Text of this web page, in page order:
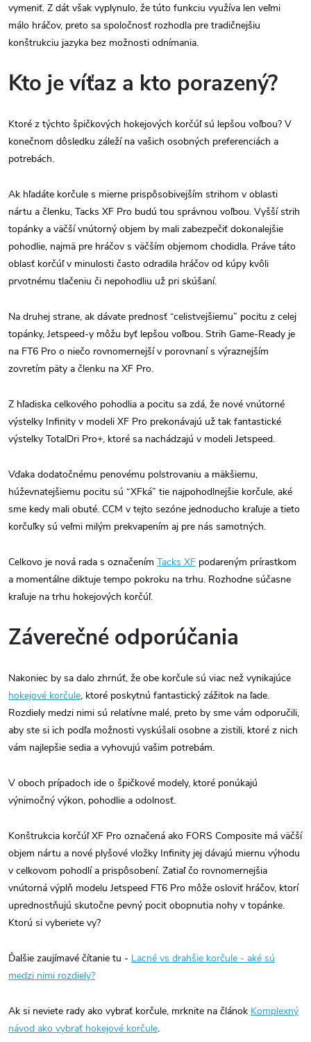
vymeniť. Z dát však vyplynulo, že túto funkciu využíva len veľmi
málo hráčov, preto sa spoločnosť rozhodla pre tradičnejšiu
konštrukciu jazyka bez možnosti odnímania.
Kto je víťaz a kto porazený?
Ktoré z týchto špičkových hokejových korčúľ sú lepšou voľbou? V
konečnom dôsledku záleží na vašich osobných preferenciách a
potrebách.
Ak hľadáte korčule s mierne prispôsobivejším strihom v oblasti
nártu a členku, Tacks XF Pro budú tou správnou voľbou. Vyšší strih
topánky a väčší vnútorný objem by mali zabezpečiť dokonalejšie
pohodlie, najmä pre hráčov s väčším objemom chodidla. Práve táto
oblasť korčúľ v minulosti často odradila hráčov od kúpy kvôli
prvotnému tlačeniu či nepohodliu už pri skúšaní.
Na druhej strane, ak dávate prednosť “celistvejšiemu” pocitu z celej
topánky, Jetspeed-y môžu byť lepšou voľbou. Strih Game-Ready je
na FT6 Pro o niečo rovnomernejší v porovnaní s výraznejším
zovretím päty a členku na XF Pro.
Z hľadiska celkového pohodlia a pocitu sa zdá, že nové vnútorné
výstelky Infinity v modeli XF Pro prekonávajú už tak fantastické
výstelky TotalDri Pro+, ktoré sa nachádzajú v modeli Jetspeed.
Vďaka dodatočnému penovému polstrovaniu a mäkšiemu,
húževnatejšiemu pocitu sú “XFká” tie najpohodlnejšie korčule, aké
sme kedy mali obuté. CCM v tejto sezóne jednoducho kraľuje a tieto
korčuľky sú veľmi milým prekvapením aj pre nás samotných.
Celkovo je nová rada s označením Tacks XF podareným prírastkom
a momentálne diktuje tempo pokroku na trhu. Rozhodne súčasne
kraľuje na trhu hokejových korčúľ.
Záverečné odporúčania
Nakoniec by sa dalo zhrnúť, že obe korčule sú viac než vynikajúce
hokejové korčule, ktoré poskytnú fantastický zážitok na ľade.
Rozdiely medzi nimi sú relatívne malé, preto by sme vám odporučili,
aby ste si ich podľa možnosti vyskúšali osobne a zistili, ktoré z nich
vám najlepšie sedia a vyhovujú vašim potrebám.
V oboch prípadoch ide o špičkové modely, ktoré ponúkajú
výnimočný výkon, pohodlie a odolnosť.
Konštrukcia korčúľ XF Pro označená ako FORS Composite má väčší
objem nártu a nové plyšové vložky Infinity jej dávajú miernu výhodu
v celkovom pohodlí a prispôsobení. Zatiaľ čo rovnomernejšia
vnútorná výplň modelu Jetspeed FT6 Pro môže osloviť hráčov, ktorí
uprednostňujú skutočne pevný pocit obopnutia nohy v topánke.
Ktorú si vyberiete vy?
Ďalšie zaujímavé čítanie tu - Lacné vs drahšie korčule - aké sú
medzi nimi rozdiely?
Ak si neviete rady ako vybrať korčule, mrknite na článok Komplexný
návod ako vybrať hokejové korčule.